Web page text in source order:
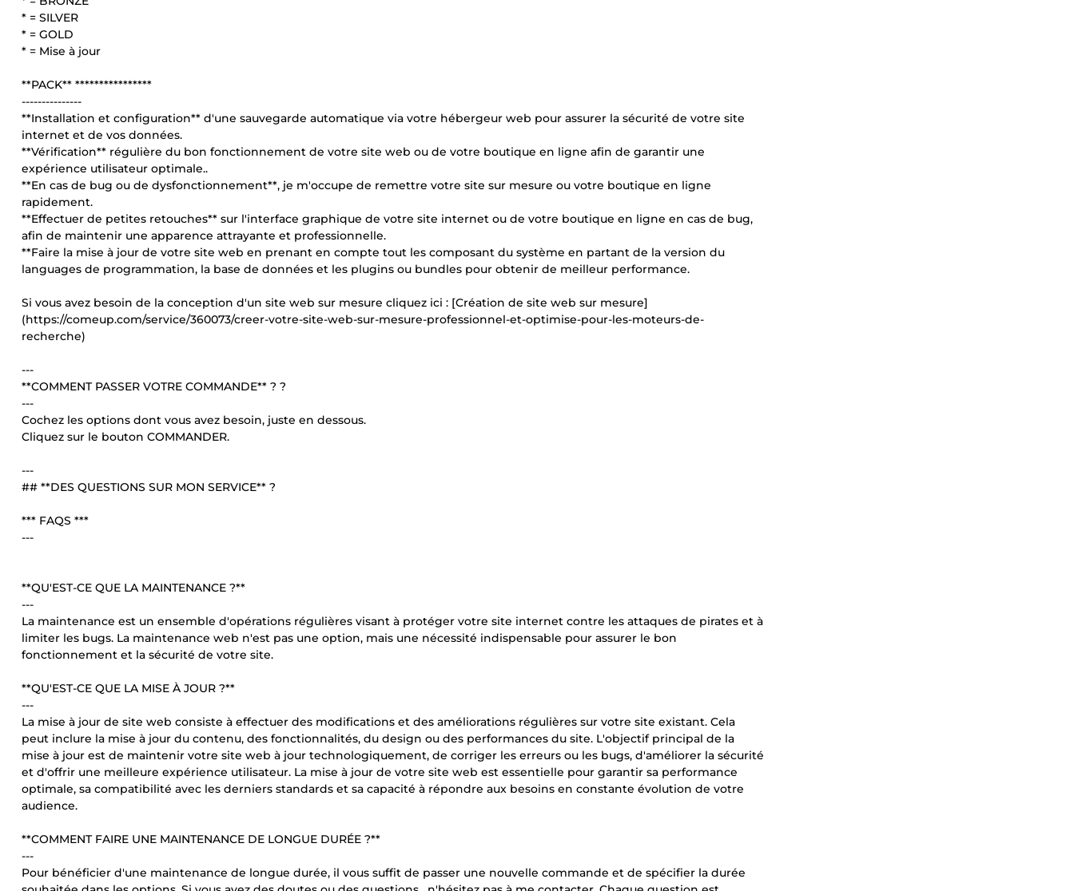
* = SILVER
* = GOLD
* = Mise à jour
**PACK** ****************
---------------
**Installation et configuration** d'une sauvegarde automatique via votre hébergeur web pour assurer la sécurité de votre site
internet et de vos données.
**Vérification** régulière du bon fonctionnement de votre site web ou de votre boutique en ligne afin de garantir une
expérience utilisateur optimale..
**En cas de bug ou de dysfonctionnement**, je m'occupe de remettre votre site sur mesure ou votre boutique en ligne
rapidement.
**Effectuer de petites retouches** sur l'interface graphique de votre site internet ou de votre boutique en ligne en cas de bug,
afin de maintenir une apparence attrayante et professionnelle.
**Faire la mise à jour de votre site web en prenant en compte tout les composant du système en partant de la version du
languages de programmation, la base de données et les plugins ou bundles pour obtenir de meilleur performance.
Si vous avez besoin de la conception d'un site web sur mesure cliquez ici : [Création de site web sur mesure]
(https://comeup.com/service/360073/creer-votre-site-web-sur-mesure-professionnel-et-optimise-pour-les-moteurs-de-
recherche)
---
**COMMENT PASSER VOTRE COMMANDE** ? ?
---
Cochez les options dont vous avez besoin, juste en dessous.
Cliquez sur le bouton COMMANDER.
---
## **DES QUESTIONS SUR MON SERVICE** ?
*** FAQS ***
---
**QU'EST-CE QUE LA MAINTENANCE ?**
---
La maintenance est un ensemble d'opérations régulières visant à protéger votre site internet contre les attaques de pirates et à
limiter les bugs. La maintenance web n'est pas une option, mais une nécessité indispensable pour assurer le bon
fonctionnement et la sécurité de votre site.
**QU'EST-CE QUE LA MISE À JOUR ?**
---
La mise à jour de site web consiste à effectuer des modifications et des améliorations régulières sur votre site existant. Cela
peut inclure la mise à jour du contenu, des fonctionnalités, du design ou des performances du site. L'objectif principal de la
mise à jour est de maintenir votre site web à jour technologiquement, de corriger les erreurs ou les bugs, d'améliorer la sécurité
et d'offrir une meilleure expérience utilisateur. La mise à jour de votre site web est essentielle pour garantir sa performance
optimale, sa compatibilité avec les derniers standards et sa capacité à répondre aux besoins en constante évolution de votre
audience.
**COMMENT FAIRE UNE MAINTENANCE DE LONGUE DURÉE ?**
---
Pour bénéficier d'une maintenance de longue durée, il vous suffit de passer une nouvelle commande et de spécifier la durée